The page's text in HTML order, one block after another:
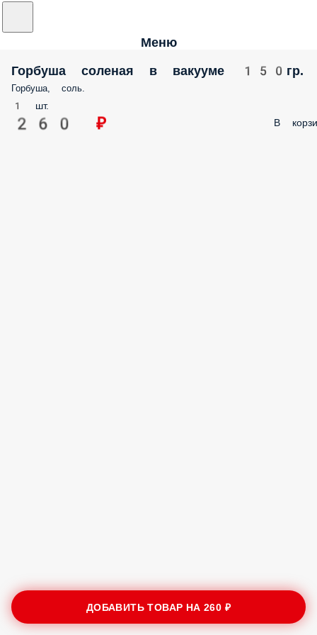
Меню
Горбуша соленая в вакууме 150гр.
Горбуша, соль.
1 шт.
260 ₽ В
ДОБАВИТЬ ТОВАР НА260 ₽